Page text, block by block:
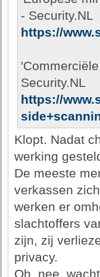
- Security.NL
https://
Security.NL
https://
Klopt. Nadat
werking
De meeste
verkassen
werken er
slachtoffers
zijn, zij
privacy.
Oh, nee,